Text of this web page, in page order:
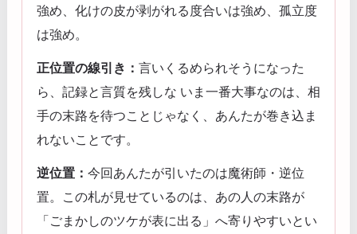
強め、化けの皮が剥がれる度合いは強め、孤立度
は強め。
正位置の線引き： 言いくるめられそうになった
ら、記録と言質を残しな いま一番大事なのは、相
手の末路を待つことじゃなく、あんたが巻き込ま
れないことです。
逆位置： 今回あんたが引いたのは魔術師・逆位
置。この札が見せているのは、あの人の末路が
「ごまかしのツケが表に出る」へ寄りやすいとい